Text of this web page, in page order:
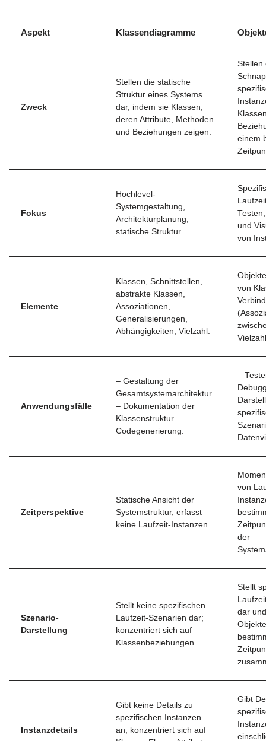
Aspekt Klassendiagramme
Zweck
Stellen die statische
Struktur eines Systems
dar, indem sie Klassen,
deren Attribute, Methoden
und Beziehungen zeigen.
Stellen
einem
Fokus
Hochlevel-
Systemgestaltung,
Architekturplanung,
statische Struktur.
und
von
Elemente
Klassen, Schnittstellen,
abstrakte Klassen,
Assoziationen,
Generalisierungen,
Abhängigkeiten, Vielzahl.
von
Anwendungsfälle
– Gestaltung der
Gesamtsystemarchitektur.
– Dokumentation der
Klassenstruktur. –
Codegenerierung.
–
Zeitperspektive
Statische Ansicht der
Systemstruktur, erfasst
keine Laufzeit-Instanzen.
von
der
Szenario-
Darstellung
Stellt keine spezifischen
Laufzeit-Szenarien dar;
konzentriert sich auf
Klassenbeziehungen.
Stellt
dar
Instanzdetails
Gibt keine Details zu
spezifischen Instanzen
an; konzentriert sich auf
Gibt